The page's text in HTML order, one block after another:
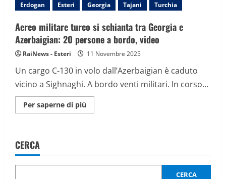
Erdogan
Esteri Georgia Tajani Turchia
Aereo militare turco si schianta tra Georgia e
Azerbaigian: 20 persone a bordo, video
RaiNews - Esteri 11 Novembre 2025
Un cargo C-130 in volo dall’Azerbaigian è caduto
vicino a Sighnaghi. A bordo venti militari. In corso...
Per saperne di più
informazioni
schianta
Georgia
CERCA
CERCA